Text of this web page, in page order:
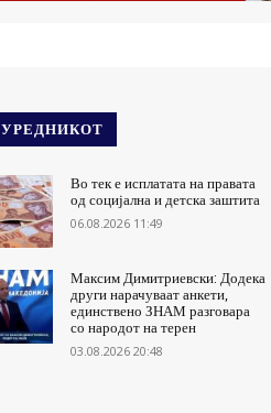
Во тек е исплатата на правата
од социјална и детска заштита
06.08.2026 11:49
Максим Димитриевски: Додека
други нарачуваат анкети,
единствено ЗНАМ разговара
со народот на терен
03.08.2026 20:48